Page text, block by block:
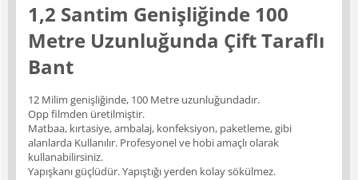
1,2 Santim Genişliğinde 100
Metre Uzunluğunda Çift Taraflı
Bant
12 Milim genişliğinde, 100 Metre uzunluğundadır.
Opp filmden üretilmiştir.
Matbaa, kırtasiye, ambalaj, konfeksiyon, paketleme, gibi
alanlarda Kullanılır. Profesyonel ve hobi amaçlı olarak
kullanabilirsiniz.
Yapışkanı güçlüdür. Yapıştığı yerden kolay sökülmez.